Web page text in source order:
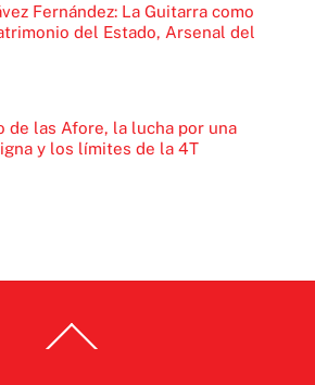
Fernández: La Guitarra como
del Estado, Arsenal del
de las Afore, la lucha por una
y los límites de la 4T
To